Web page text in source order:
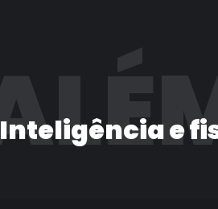
Inteligência e